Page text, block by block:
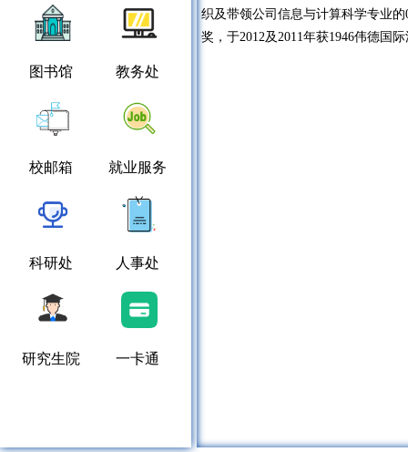
图书馆 教务处
校邮箱 就业服务
科研处 人事处
研究生院 一卡通
织及带领公司信息与计算科学专业的
奖，于2012及2011年获1946伟德国